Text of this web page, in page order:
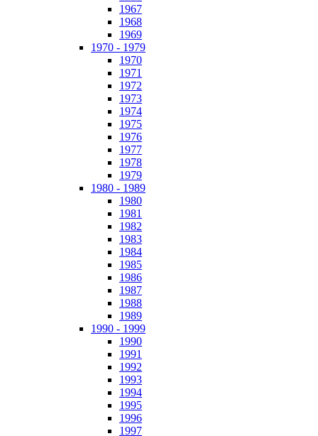
1967
1968
1969
1970 - 1979
1970
1971
1972
1973
1974
1975
1976
1977
1978
1979
1980 - 1989
1980
1981
1982
1983
1984
1985
1986
1987
1988
1989
1990 - 1999
1990
1991
1992
1993
1994
1995
1996
1997